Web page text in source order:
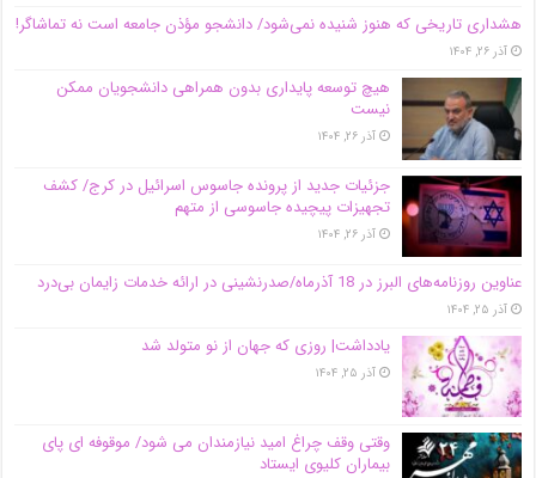
هشداری تاریخی که هنوز شنیده نمی‌شود/ دانشجو مؤذن جامعه است نه تماشاگر!
آذر ۲۶, ۱۴۰۴
هیچ توسعه پایداری بدون همراهی دانشجویان ممکن
نیست
آذر ۲۶, ۱۴۰۴
جزئیات جدید از پرونده جاسوس اسرائیل در کرج/‌ کشف
تجهیزات پیچیده جاسوسی از متهم
آذر ۲۶, ۱۴۰۴
عناوین روزنامه‌های البرز در ‌18 آذرماه/صدرنشینی در ارائه خدمات زایمان بی‌درد
آذر ۲۵, ۱۴۰۴
یادداشت| روزی که جهان از نو متولد شد
آذر ۲۵, ۱۴۰۴
وقتی وقف چراغ امید نیازمندان می شود/ موقوفه ای پای
بیماران کلیوی ایستاد